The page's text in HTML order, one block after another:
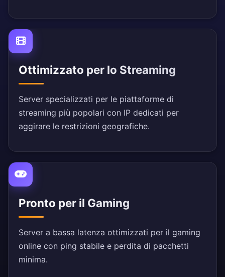
Ottimizzato per lo Streaming
Server specializzati per le piattaforme di
streaming più popolari con IP dedicati per
aggirare le restrizioni geografiche.
Pronto per il Gaming
Server a bassa latenza ottimizzati per il gaming
online con ping stabile e perdita di pacchetti
minima.